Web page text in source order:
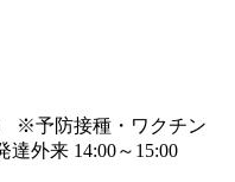
※予防接種・ワクチン
外来 14:00～15:00